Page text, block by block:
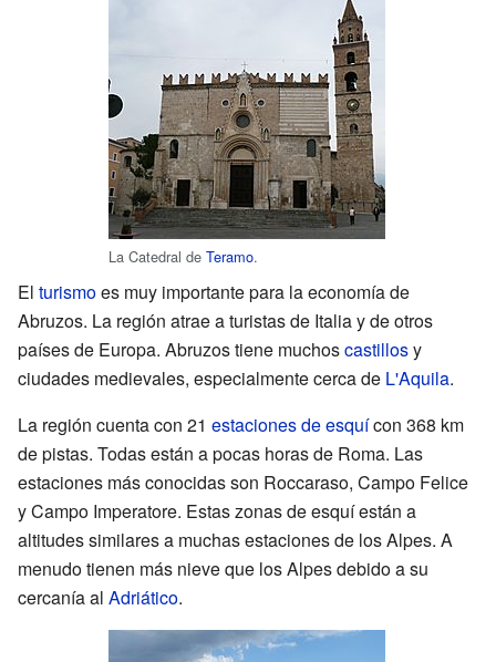
La Catedral de Teramo.
El turismoes muy importante para la economía de
Abruzos. La región atrae a turistas de Italia y de otros
países de Europa. Abruzos tiene muchoscastillosy
ciudades medievales, especialmente cerca de L'Aquila.
La región cuenta con 21 estaciones de esquícon 368 km
de pistas. Todas están a pocas horas de Roma. Las
estaciones más conocidas son Roccaraso, Campo Felice
y Campo Imperatore. Estas zonas de esquí están a
altitudes similares a muchas estaciones de los Alpes. A
menudo tienen más nieve que los Alpes debido a su
cercanía al Adriático.